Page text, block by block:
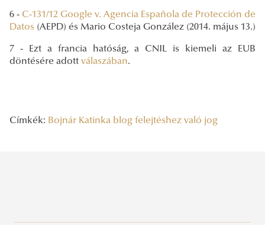
6 - C-131/12 Google v. Agencia Española de Protección de
Datos (AEPD) és Mario Costeja González (2014. május 13.)
7 - Ezt a francia hatóság, a CNIL is kiemeli az EUB
döntésére adott válaszában.
Címkék: Bojnár Katinka blog felejtéshez való jog